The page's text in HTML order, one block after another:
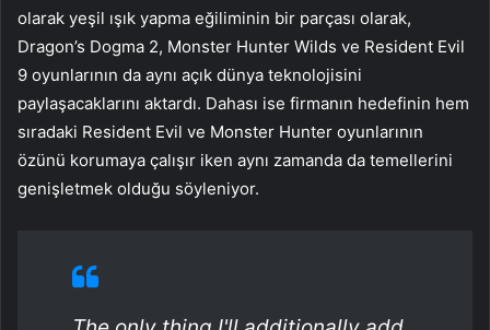
olarak yeşil ışık yapma eğiliminin bir parçası olarak,
Dragon’s Dogma 2, Monster Hunter Wilds ve Resident Evil
9 oyunlarının da aynı açık dünya teknolojisini
paylaşacaklarını aktardı. Dahası ise firmanın hedefinin hem
sıradaki Resident Evil ve Monster Hunter oyunlarının
özünü korumaya çalışır iken aynı zamanda da temellerini
genişletmek olduğu söyleniyor.